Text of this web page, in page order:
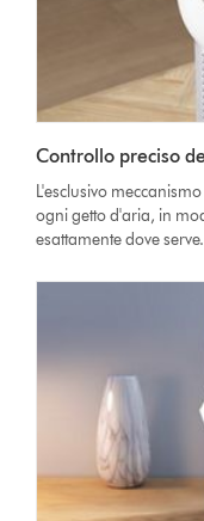
Controllo preciso
L'esclusivo
ogni getto d'aria, in
esattamente dove serve.